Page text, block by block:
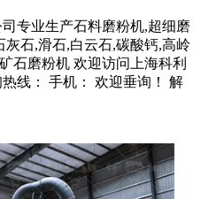
司专业生产石料磨粉机,超细磨
石,滑石,白云石,碳酸钙,高岭
石磨粉机 欢迎访问上海科利
线： 手机： 欢迎垂询！ 解